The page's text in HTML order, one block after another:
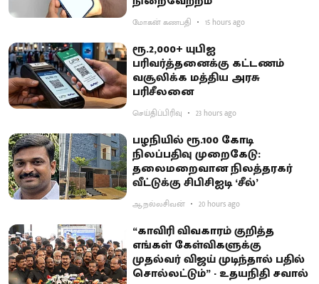
மோகன் கணபதி 15 hours ago
ரூ.2,000+ யுபிஐ
பரிவர்த்தனைக்கு கட்டணம்
வசூலிக்க மத்திய அரசு
பரிசீலனை
செய்திப்பிரிவு 23 hours ago
பழநியில் ரூ.100 கோடி
நிலப்பதிவு முறைகேடு:
தலைமறைவான நிலத்தரகர்
வீட்டுக்கு சிபிசிஐடி ‘சீல்’
ஆ.நல்லசிவன் 20 hours ago
“காவிரி விவகாரம் குறித்த
எங்கள் கேள்விகளுக்கு
முதல்வர் விஜய் முடிந்தால் பதில்
சொல்லட்டும்” - உதயநிதி சவால்